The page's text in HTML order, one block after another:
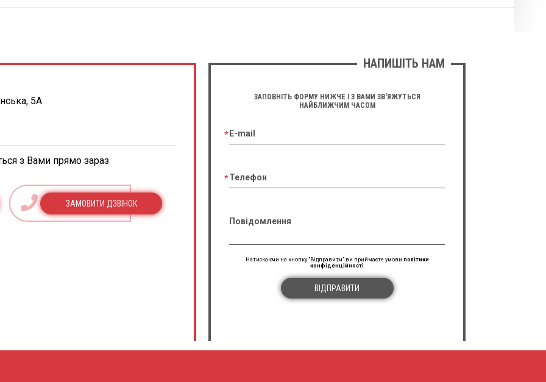
НАПИШІТЬ НАМ
ЗАПОВНІТЬ ФОРМУ НИЖЧЕ І З ВАМИ ЗВ'ЯЖУТЬСЯ
НАЙБЛИЖЧИМ ЧАСОМ
E-mail
Телефон
Повідомлення
Натискаючи на кнопку "Відправити" ви приймаєте умови політики
конфіденційності
ВІДПРАВИТИ
5А
з Вами прямо зараз
ЗАМОВИТИ ДЗВІНОК